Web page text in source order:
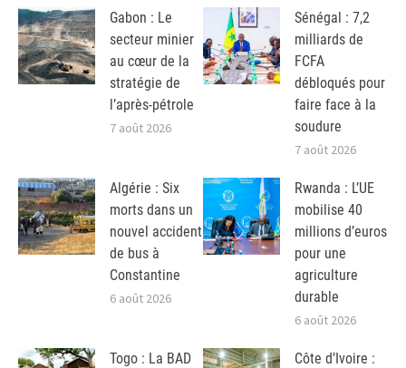
Gabon : Le
secteur minier
au cœur de la
stratégie de
l’après-pétrole
7 août 2026
Sénégal : 7,2
milliards de
FCFA
débloqués pour
faire face à la
soudure
7 août 2026
Algérie : Six
morts dans un
nouvel accident
de bus à
Constantine
6 août 2026
Rwanda : L’UE
mobilise 40
millions d’euros
pour une
agriculture
durable
6 août 2026
Togo : La BAD
Côte d’Ivoire :